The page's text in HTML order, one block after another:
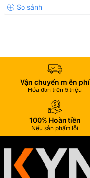
Vận chuyển miễn phí
Hóa đơn trên 5 triệu
100% Hoàn tiền
Nếu sản phẩm lỗi